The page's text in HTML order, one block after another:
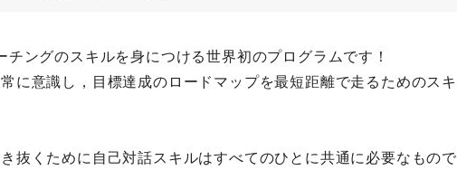
ングのスキルを身につける世界初のプログラムです！
に意識し，目標達成のロードマップを最短距離で走るためのスキ
抜くために自己対話スキルはすべてのひとに共通に必要なもので